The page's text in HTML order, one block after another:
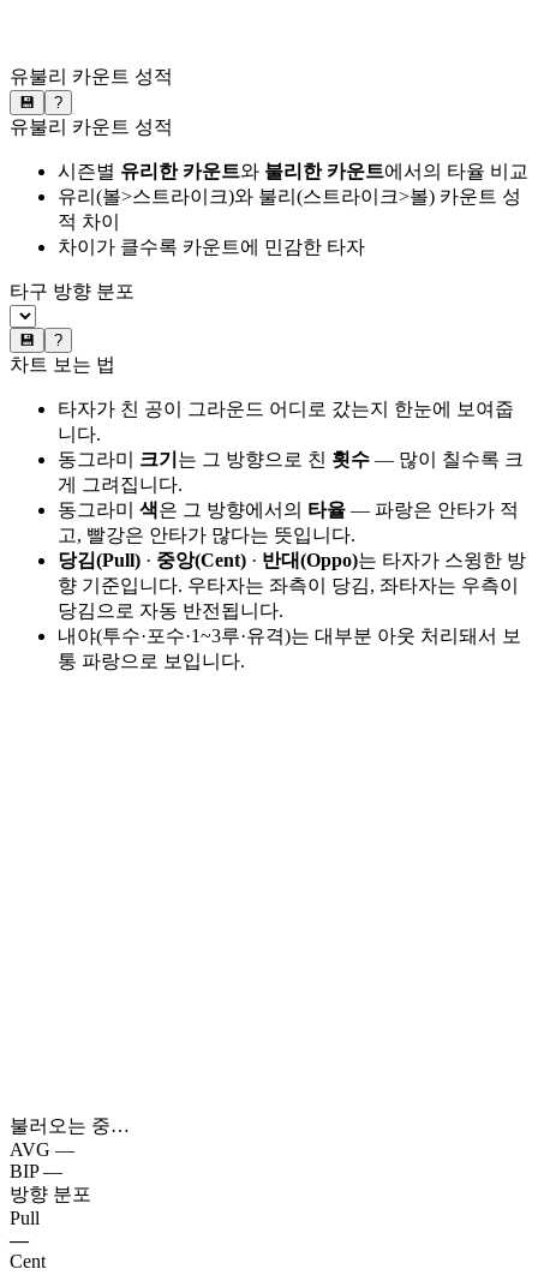
유불리 카운트 성적
💾 ?
유불리 카운트 성적
시즌별 유리한 카운트와 불리한 카운트에서의 타율 비교
유리(볼>스트라이크)와 불리(스트라이크>볼) 카운트 성
적 차이
차이가 클수록 카운트에 민감한 타자
타구 방향 분포
💾 ?
차트 보는 법
타자가 친 공이 그라운드 어디로 갔는지 한눈에 보여줍
니다.
동그라미 크기 는 그 방향으로 친 횟수 — 많이 칠수록 크
게 그려집니다.
동그라미 색은 그 방향에서의 타율 — 파랑은 안타가 적
고, 빨강은 안타가 많다는 뜻입니다.
당김(Pull) · 중앙(Cent) · 반대(Oppo)는 타자가 스윙한 방
향 기준입니다. 우타자는 좌측이 당김, 좌타자는 우측이
당김으로 자동 반전됩니다.
내야(투수·포수·1~3루·유격)는 대부분 아웃 처리돼서 보
통 파랑으로 보입니다.
불러오는 중…
AVG —
BIP —
방향 분포
Pull
—
Cent